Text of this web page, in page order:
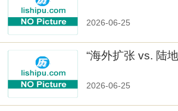
2026-06-25
“海外扩张 vs. 陆
2026-06-25